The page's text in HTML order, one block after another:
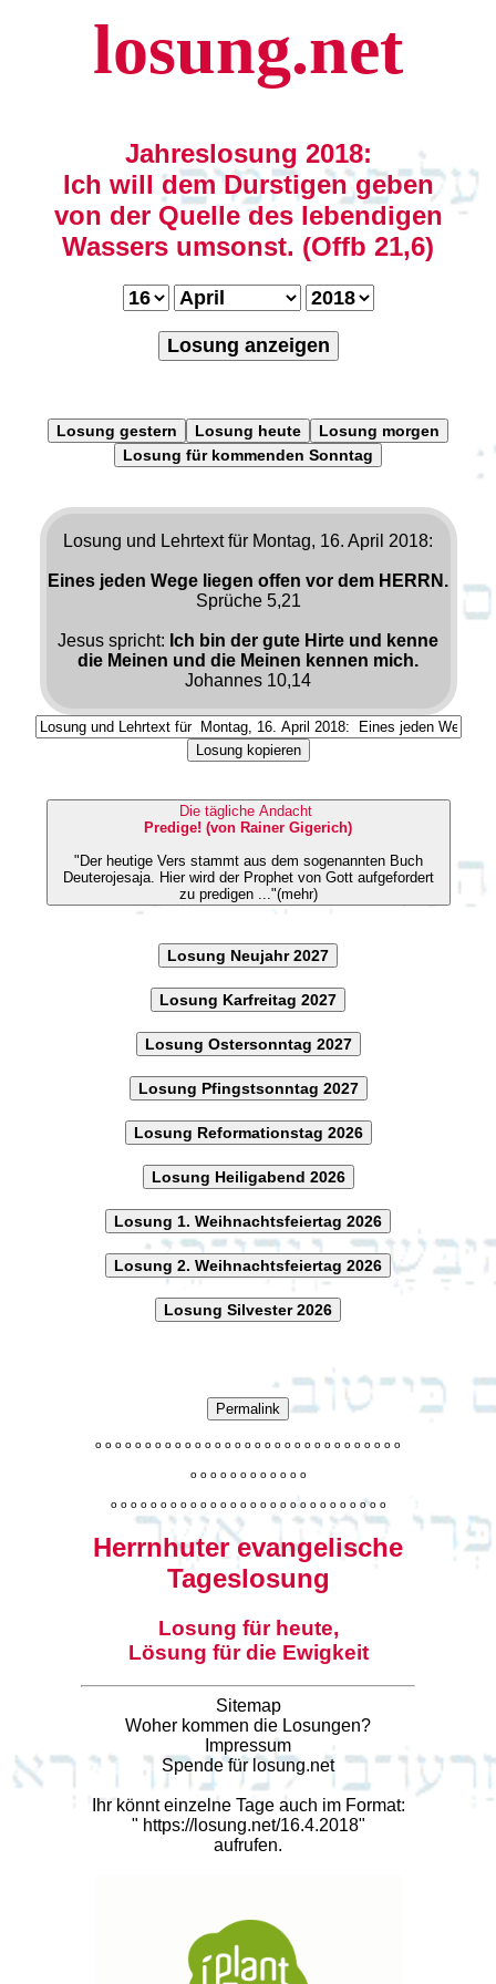
losung.net
Jahreslosung 2018:
Ich will dem Durstigen geben
von der Quelle des lebendigen
Wassers umsonst. (Offb 21,6)
Losung anzeigen
Losung gestern Losung heute
Losung morgen
Losung für kommenden Sonntag
Losung und Lehrtext für Montag, 16. April 2018:
Eines jeden Wege liegen offen vor dem HERRN.
Sprüche 5,21
Jesus spricht: Ich bin der gute Hirte und kenne
die Meinen und die Meinen kennen mich.
Johannes 10,14
Losung kopieren
Die tägliche Andacht
Predige! (von Rainer Gigerich)
"Der heutige Vers stammt aus dem sogenannten Buch
Deuterojesaja. Hier wird der Prophet von Gott aufgefordert
zu predigen ..."(mehr)
Losung Neujahr 2027
Losung Karfreitag 2027
Losung Ostersonntag 2027
Losung Pfingstsonntag 2027
Losung Reformationstag 2026
Losung Heiligabend 2026
Losung 1. Weihnachtsfeiertag 2026
Losung 2. Weihnachtsfeiertag 2026
Losung Silvester 2026
Permalink
o o o o o o o o o o o o o o o o o o o o o o o o o o o o o o o
o o o o o o o o o o o o
o o o o o o o o o o o o o o o o o o o o o o o o o o o o
Herrnhuter evangelische
Tageslosung
Losung für heute,
Lösung für die Ewigkeit
Sitemap
Woher kommen die Losungen?
Impressum
Spende für losung.net
Ihr könnt einzelne Tage auch im Format:
" https://losung.net/16.4.2018"
aufrufen.